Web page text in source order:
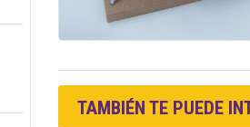
TAMBIÉN TE PUEDE